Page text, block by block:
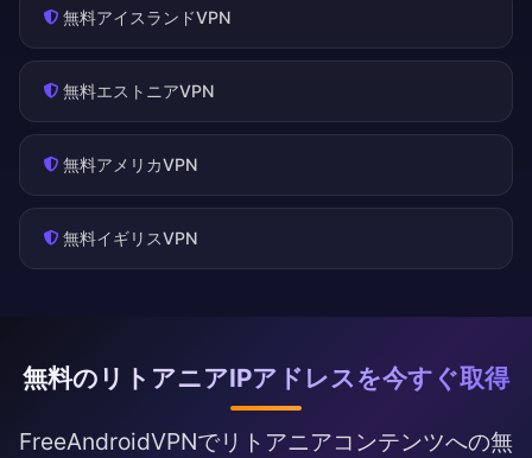
無料アイスランドVPN
無料エストニアVPN
無料アメリカVPN
無料イギリスVPN
無料のリトアニアIPアドレスを今すぐ取得
FreeAndroidVPNでリトアニアコンテンツへの無